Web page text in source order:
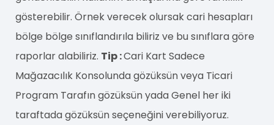
gösterebilir. Örnek verecek olursak cari hesapları
bölge bölge sınıflandırıla biliriz ve bu sınıflara göre
raporlar alabiliriz. Tip :Cari Kart Sadece
Mağazacılık Konsolunda gözüksün veya Ticari
Program Tarafın gözüksün yada Genel her iki
taraftada gözüksün seçeneğini verebiliyoruz.